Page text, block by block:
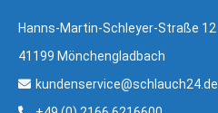
Hanns-Martin-Schleyer-Straße 12
41199 Mönchengladbach
kundenservice@schlauch24.de